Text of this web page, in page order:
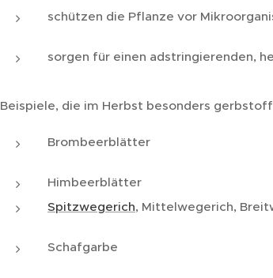
schützen die Pflanze vor
sorgen für einen adstringierenden,
Beispiele, die im Herbst besonders
Brombeerblätter
Himbeerblätter
Spitzwegerich, Mittelwegerich,
Schafgarbe